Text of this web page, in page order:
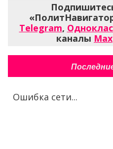
Telegram,
каналы Max
Ошибка сети...